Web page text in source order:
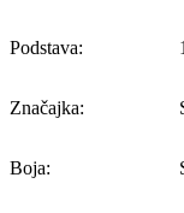
Podstava:
Značajka:
Boja: